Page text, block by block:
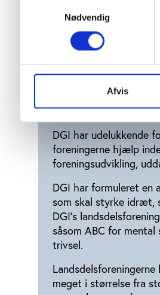
Nødvendig
Afvis
DGI
DGI arbejder for at
landet. DGI har en
Kommune.
DGI har udelukkende
foreningerne hjælp
foreningsudvikling,
DGI har formuleret en
som skal styrke idræt,
DGI's
såsom ABC for mental
trivsel.
meget i størrelse fra